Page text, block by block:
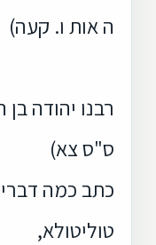
ה אות ו. קעה)
רבנו יהודה
ס"ס צא)
כתב כמה
טוליטולא,